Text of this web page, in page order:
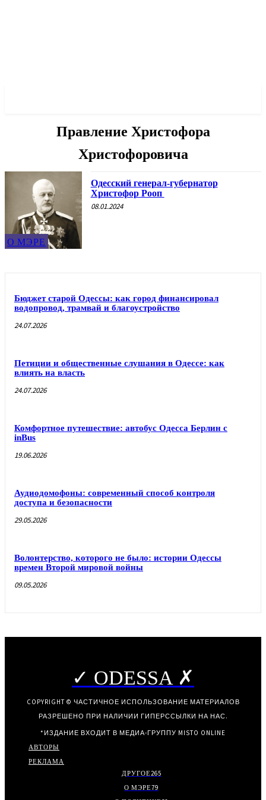
Правление Христофора
Христофоровича
О МЭРЕ
Одесский генерал-губернатор
Христофор Рооп
08.01.2024
Бюджет старой Одессы: как город финансировал
водопровод, трамвай и благоустройство
24.07.2026
Петиции и общественные слушания в Одессе: как
влиять на власть
24.07.2026
Комфортное путешествие: автобус Одесса Берлин с
inBus
19.06.2026
Аудиодомофоны: современный способ контроля
доступа и безопасности
29.05.2026
Волонтерство, которого не было: истории Одессы
времен Второй мировой войны
09.05.2026
✓ ODESSA ✗
COPYRIGHT © ЧАСТИЧНОЕ ИСПОЛЬЗОВАНИЕ МАТЕРИАЛОВ
РАЗРЕШЕНО ПРИ НАЛИЧИИ ГИПЕРССЫЛКИ НА НАС.
*ИЗДАНИЕ ВХОДИТ В МЕДИА-ГРУППУ MISTO ONLINE
АВТОРЫ
РЕКЛАМА
ДРУГОЕ265
О МЭРЕ79